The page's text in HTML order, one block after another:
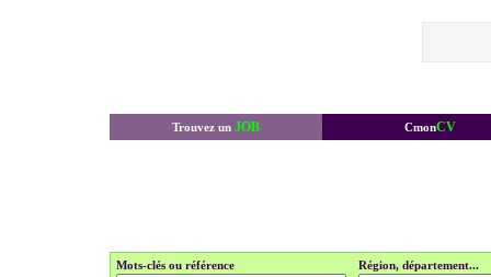
Trouvez un JOB CmonCV
Mots-clés ou référence Région, département...